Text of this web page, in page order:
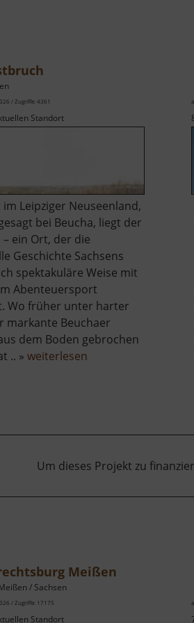
/ Zugriffe: 4361
Standort
Leipziger Neuseenland,
bei Beucha, liegt der
ein Ort, der die
Geschichte Sachsens
spektakuläre Weise mit
Abenteuersport
Wo früher unter harter
markante Beuchaer
dem Boden gebrochen
.. » weiterlesen
Um dieses Projekt zu
Meißen
/ Sachsen
/ Zugriffe: 17175
Standort